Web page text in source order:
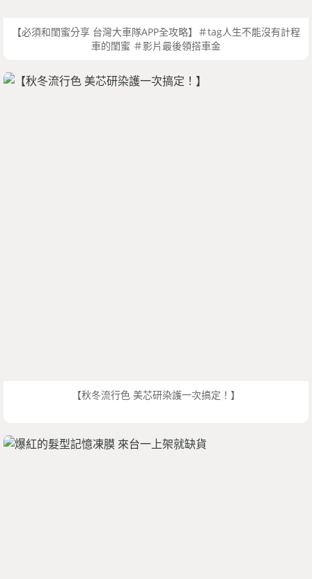
【必須和閨蜜分享 台灣大車隊APP全攻略】＃tag人生不能沒有計程
車的閨蜜 ＃影片最後領搭車金
【秋冬流行色 美芯研染護一次搞定！】